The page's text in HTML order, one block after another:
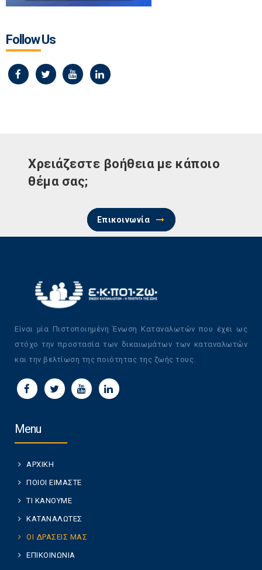
Follow Us
Χρειάζεστε βοήθεια με κάποιο
θέμα σας;
Επικοινωνία
Είναι μία Πιστοποιημένη Ένωση Καταναλωτών που έχει ως
στόχο την προστασία των δικαιωμάτων των καταναλωτών
και την βελτίωση της ποιότητας της ζωής τους.
Menu
ΑΡΧΙΚΗ
ΠΟΙΟΙ ΕΙΜΑΣΤΕ
ΤΙ ΚΑΝΟΥΜΕ
ΚΑΤΑΝΑΛΩΤΕΣ
ΟΙ ΔΡΑΣΕΙΣ ΜΑΣ
ΕΠΙΚΟΙΝΩΝΙΑ